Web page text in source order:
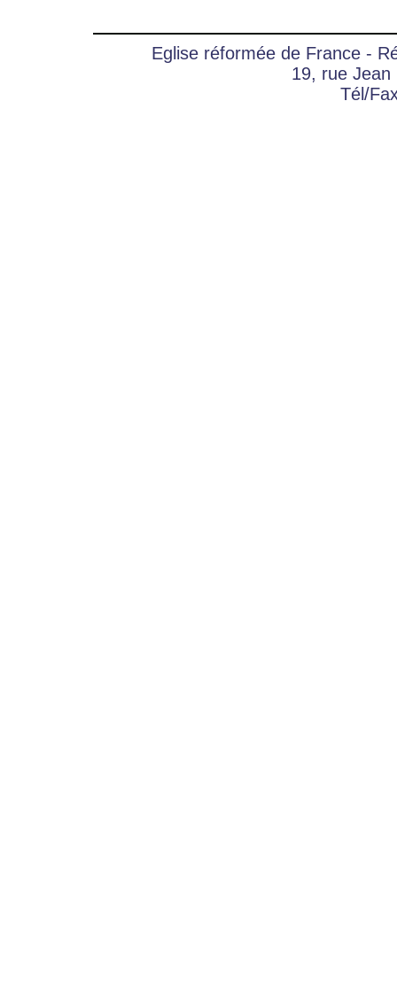
Eglise réformée de France -
19, rue Jean
Tél/